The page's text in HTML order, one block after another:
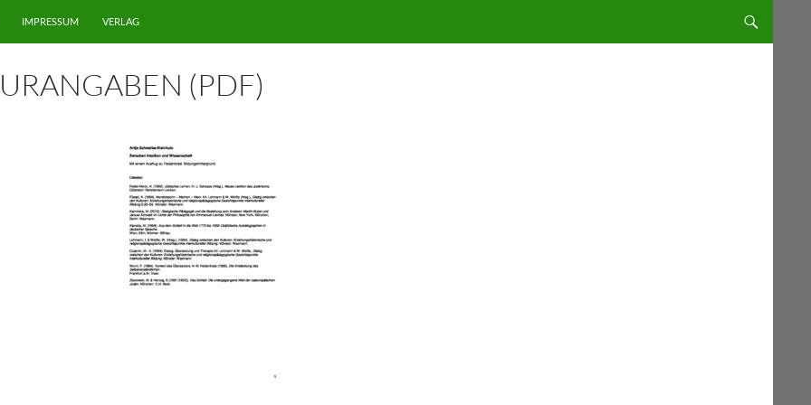
IMPRESSUM VERLAG
(PDF)